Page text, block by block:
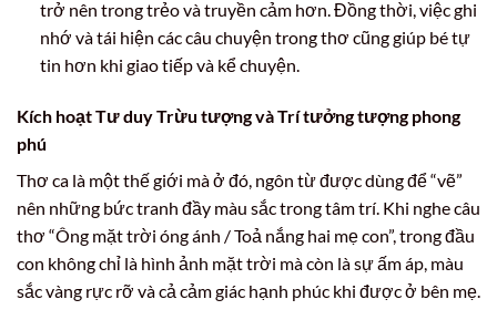
trở nên trong trẻo và truyền cảm hơn. Đồng thời, việc ghi
nhớ và tái hiện các câu chuyện trong thơ cũng giúp bé tự
tin hơn khi giao tiếp và kể chuyện.
Kích hoạt Tư duy Trừu tượng và Trí tưởng tượng phong
phú
Thơ ca là một thế giới mà ở đó, ngôn từ được dùng để “vẽ”
nên những bức tranh đầy màu sắc trong tâm trí. Khi nghe câu
thơ “Ông mặt trời óng ánh / Toả nắng hai mẹ con”, trong đầu
con không chỉ là hình ảnh mặt trời mà còn là sự ấm áp, màu
sắc vàng rực rỡ và cả cảm giác hạnh phúc khi được ở bên mẹ.